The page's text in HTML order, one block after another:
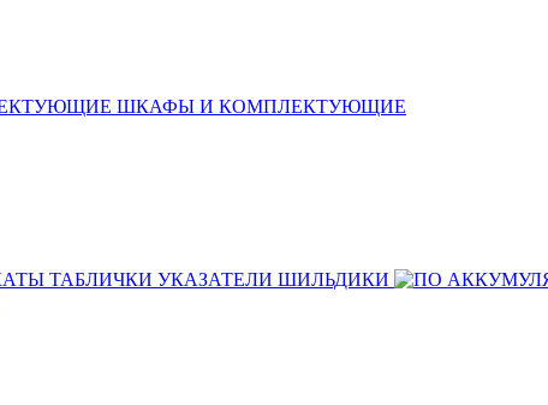
ШКАФЫ И КОМПЛЕКТУЮЩИЕ
ТАБЛИЧКИ УКАЗАТЕЛИ ШИЛЬДИКИ